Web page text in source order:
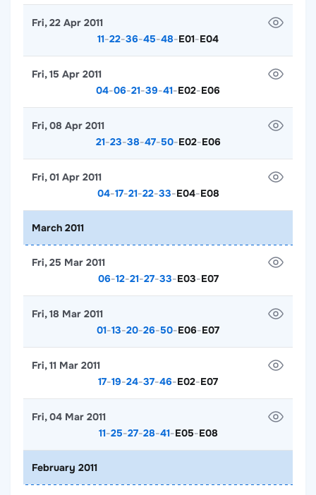
11-22-36-45-48-E01-E04
Fri, 22 Apr 2011
04-06-21-39-41-E02-E06
Fri, 15 Apr 2011
21-23-38-47-50-E02-E06
Fri, 08 Apr 2011
04-17-21-22-33-E04-E08
Fri, 01 Apr 2011
March 2011
06-12-21-27-33-E03-E07
Fri, 25 Mar 2011
01-13-20-26-50-E06-E07
Fri, 18 Mar 2011
17-19-24-37-46-E02-E07
Fri, 11 Mar 2011
11-25-27-28-41-E05-E08
Fri, 04 Mar 2011
February 2011